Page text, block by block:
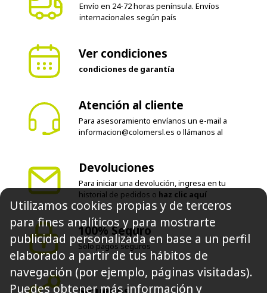
Envío en 24-72 horas península. Envíos
internacionales según país
Ver condiciones
condiciones de garantía
Atención al cliente
Para asesoramiento envíanos un e-mail a
informacion@colomersl.es o llámanos al
Devoluciones
Para iniciar una devolución, ingresa en tu
historial de pedidos o haz clic aquí
100% Seguro
Solo pagos seguros
Utilizamos cookies propias y de terceros
para fines analíticos y para mostrarte
publicidad personalizada en base a un perfil
elaborado a partir de tus hábitos de
navegación (por ejemplo, páginas visitadas).
Puedes obtener más información y